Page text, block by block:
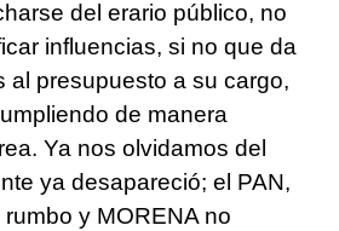
del erario público, no
influencias, si no que da
al presupuesto a su cargo,
de manera
Ya nos olvidamos del
ya desapareció; el PAN,
y MORENA no